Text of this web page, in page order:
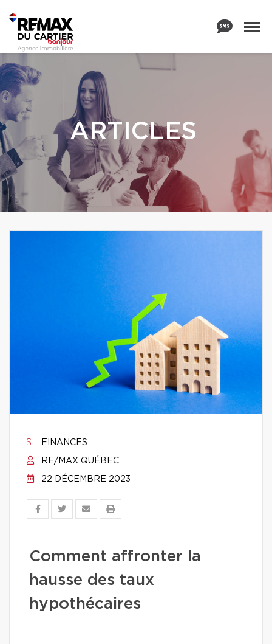
ARTICLES
FINANCES
RE/MAX QUÉBEC
22 DÉCEMBRE 2023
Comment affronter la
hausse des taux
hypothécaires